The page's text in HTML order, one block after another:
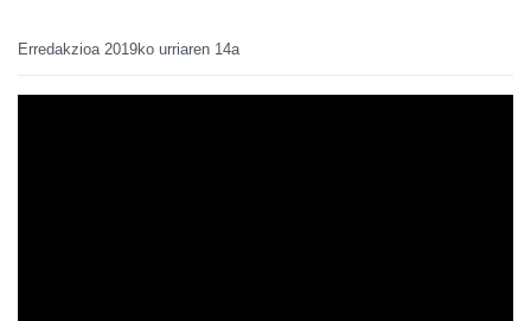
Erredakzioa 2019ko urriaren 14a